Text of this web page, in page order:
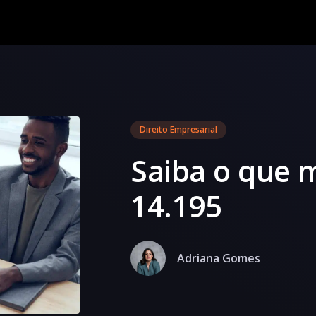
Direito Empresarial
Saiba o que
14.195
Adriana Gomes